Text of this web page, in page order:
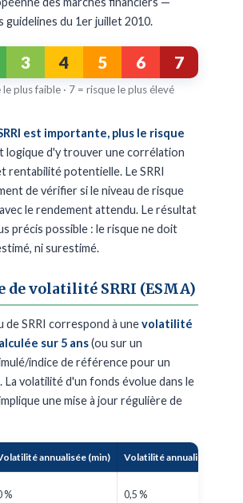
guidelines du 1er juillet 2010.
3 4 5 6 7
plus faible · 7 = risque le plus élevé
est importante, plus le risque
logique d'y trouver une corrélation
rentabilité potentielle. Le SRRI
de vérifier si le niveau de risque
le rendement attendu. Le résultat
précis possible : le risque ne doit
ni surestimé.
de volatilité SRRI (ESMA)
de SRRI correspond à unevolatilité
sur 5 ans(ou sur un
indice de référence pour un
volatilité d'un fonds évolue dans le
une mise à jour régulière de
annualisée (min) Volatilité annualisée (max)
% 0,5 %